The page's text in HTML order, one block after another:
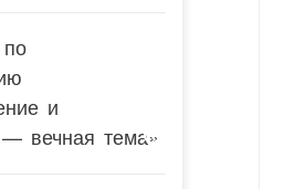
и
вечная тема»